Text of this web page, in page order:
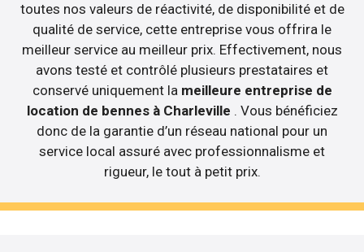
toutes nos valeurs de réactivité, de disponibilité et de
qualité de service, cette entreprise vous offrira le
meilleur service au meilleur prix. Effectivement, nous
avons testé et contrôlé plusieurs prestataires et
conservé uniquement la meilleure entreprise de
location de bennes à Charleville . Vous bénéficiez
donc de la garantie d’un réseau national pour un
service local assuré avec professionnalisme et
rigueur, le tout à petit prix.